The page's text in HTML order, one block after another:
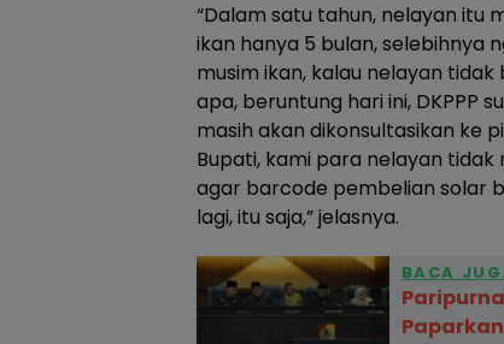
“Dalam satu tahun, nelayan itu
ikan hanya 5 bulan, selebihnya
musim ikan, kalau nelayan
apa, beruntung hari ini, DKPPP
masih akan dikonsultasikan ke
Bupati, kami para nelayan
agar barcode pembelian solar
lagi, itu saja,” jelasnya.
BACA